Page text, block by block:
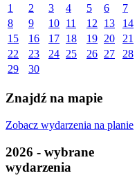
1
2 3 4 5 6
7
8
9 10 11 12 13
14
15
16 17 18 19 20
21
22
23 24 25 26 27
28
29
30
Znajdź na mapie
Zobacz wydarzenia na planie
2026 - wybrane
wydarzenia